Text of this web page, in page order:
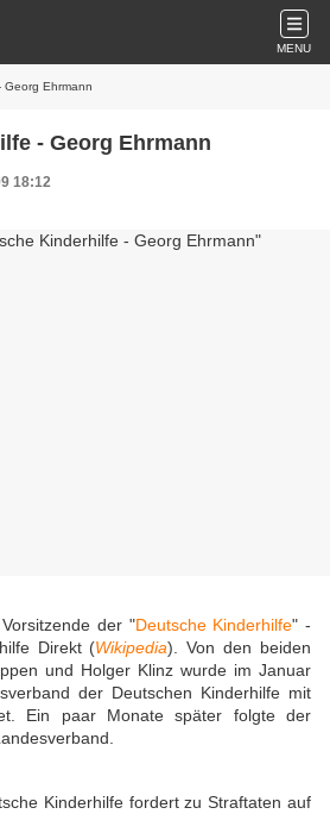
MENU
Georg Ehrmann
- Georg Ehrmann
18:12
der "Deutsche Kinderhilfe" -
Direkt (Wikipedia). Von den beiden
und Holger Klinz wurde im Januar
der Deutschen Kinderhilfe mit
Ein paar Monate später folgte der
Kinderhilfe fordert zu Straftaten auf